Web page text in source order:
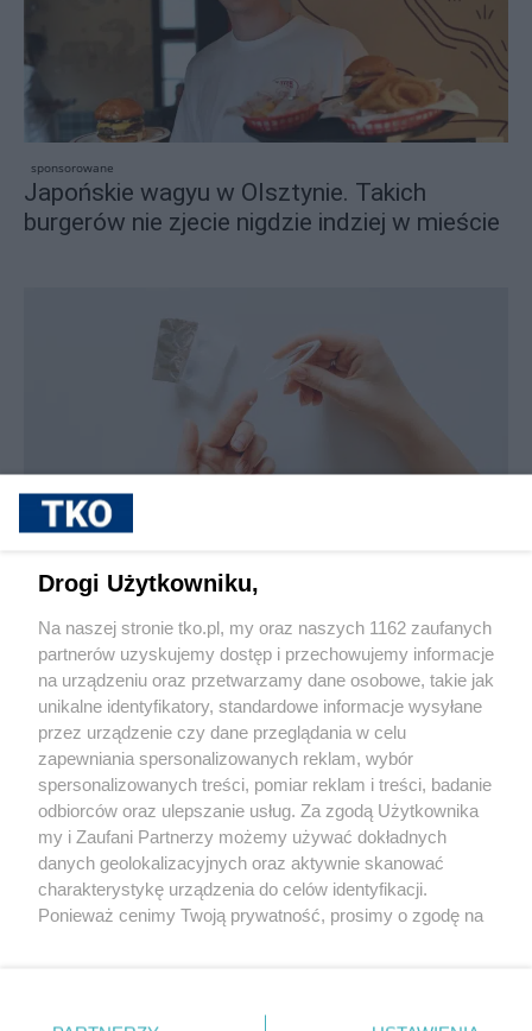
sponsorowane
Japońskie wagyu w Olsztynie. Takich
burgerów nie zjecie nigdzie indziej w mieście
Jak rozpoznać, że soczewki kontaktowe są
Pokaż więcej
Reklama Tematy Archiwum artykułów
Drogi Użytkowniku,
Na naszej stronie tko.pl, my oraz naszych 1162 zaufanych
partnerów uzyskujemy dostęp i przechowujemy informacje
na urządzeniu oraz przetwarzamy dane osobowe, takie jak
unikalne identyfikatory, standardowe informacje wysyłane
przez urządzenie czy dane przeglądania w celu
zapewniania spersonalizowanych reklam, wybór
spersonalizowanych treści, pomiar reklam i treści, badanie
odbiorców oraz ulepszanie usług. Za zgodą Użytkownika
my i Zaufani Partnerzy możemy używać dokładnych
danych geolokalizacyjnych oraz aktywnie skanować
charakterystykę urządzenia do celów identyfikacji.
Ponieważ cenimy Twoją prywatność, prosimy o zgodę na
znajdujący się w lewym dolnym rogu strony
. Niektóre